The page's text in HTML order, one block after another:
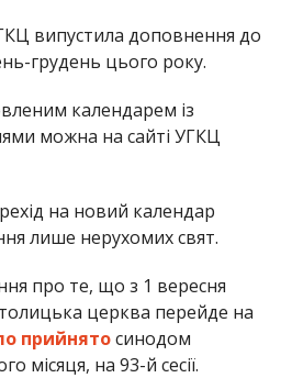
випустила доповнення до
грудень цього року.
календарем із
можна на сайті УГКЦ
на новий календар
лише нерухомих свят.
про те, що з 1 вересня
церква перейде на
прийнятосинодом
місяця, на 93-й сесії.